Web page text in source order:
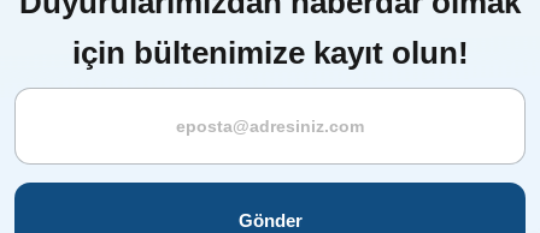
için bültenimize kayıt olun!
Gönder